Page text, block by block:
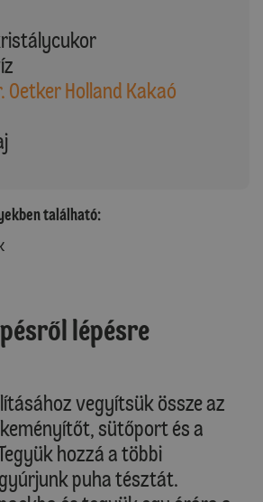
Oetker Holland Kakaó
található:
lépésre
vegyítsük össze az
sütőport és a
hozzá a többi
puha tésztát.